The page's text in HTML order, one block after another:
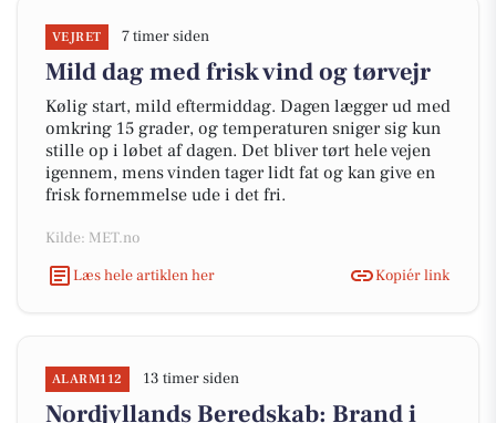
VEJRET 7 timer siden
Mild dag med frisk vind og tørvejr
Kølig start, mild eftermiddag. Dagen lægger ud med
omkring 15 grader, og temperaturen sniger sig kun
stille op i løbet af dagen. Det bliver tørt hele vejen
igennem, mens vinden tager lidt fat og kan give en
frisk fornemmelse ude i det fri.
Kilde: MET.no
Læs hele artiklen her
Kopiér link
ALARM112 13 timer siden
Nordjyllands Beredskab: Brand i